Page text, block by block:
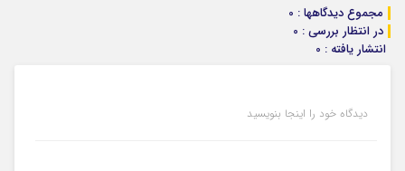
مجموع دیدگاهها : 0
در انتظار بررسی : 0
انتشار یافته : 0
دیدگاه خود را اینجا بنویسید